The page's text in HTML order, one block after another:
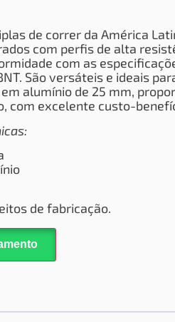
de correr da América
com perfis de alta
com as
São versáteis e ideais
alumínio de 25 mm,
com excelente custo-
de fabricação.